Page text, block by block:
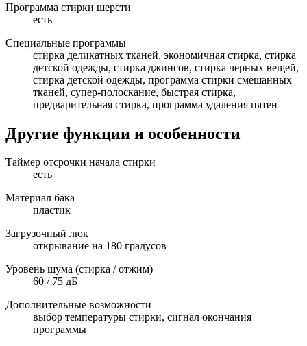
Программа стирки шерсти
есть
Специальные программы
стирка деликатных тканей, экономичная стирка, стирка
детской одежды, стирка джинсов, стирка черных вещей,
стирка детской одежды, программа стирки смешанных
тканей, супер-полоскание, быстрая стирка,
предварительная стирка, программа удаления пятен
Другие функции и особенности
Таймер отсрочки начала стирки
есть
Материал бака
пластик
Загрузочный люк
открывание на 180 градусов
Уровень шума (стирка / отжим)
60 / 75 дБ
Дополнительные возможности
выбор температуры стирки, сигнал окончания
программы